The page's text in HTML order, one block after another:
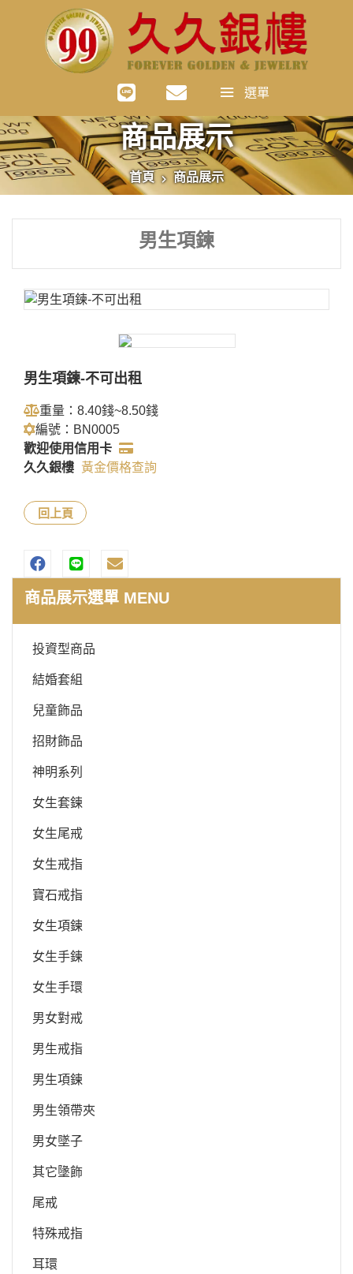
選單
商品展示
首頁 商品展示
商品展示選單 MENU
投資型商品
結婚套組
兒童飾品
招財飾品
神明系列
女生套鍊
女生尾戒
女生戒指
寶石戒指
女生項鍊
女生手鍊
女生手環
男女對戒
男生戒指
男生項鍊
男生領帶夾
男女墜子
其它墬飾
尾戒
特殊戒指
耳環
男生項鍊
男生項鍊-不可出租
重量：8.40錢~8.50錢
編號：BN0005
歡迎使用信用卡
久久銀樓 黃金價格查詢
回上頁